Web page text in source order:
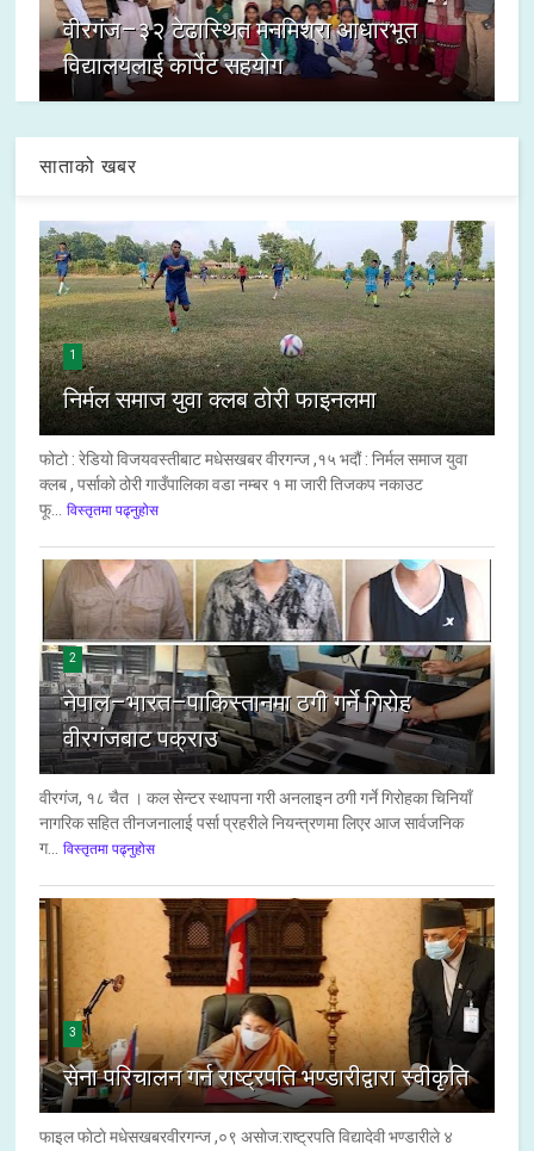
वीरगंज–३२ टेढास्थित मनमिश्रा आधारभूत
विद्यालयलाई कार्पेट सहयोग
साताको खबर
1
निर्मल समाज युवा क्लब ठोरी फाइनलमा
फोटो : रेडियो विजयवस्तीबाट मधेसखबर वीरगन्ज ,१५ भदौं : निर्मल समाज युवा
क्लब , पर्साको ठोरी गाउँपालिका वडा नम्बर १ मा जारी तिजकप नकाउट
फू... विस्तृतमा पढ्नुहोस
2
नेपाल–भारत–पाकिस्तानमा ठगी गर्ने गिरोह
वीरगंजबाट पक्राउ
वीरगंज, १८ चैत । कल सेन्टर स्थापना गरी अनलाइन ठगी गर्ने गिरोहका चिनियाँ
नागरिक सहित तीनजनालाई पर्सा प्रहरीले नियन्त्रणमा लिएर आज सार्वजनिक
ग... विस्तृतमा पढ्नुहोस
3
सेना परिचालन गर्न राष्ट्रपति भण्डारीद्वारा स्वीकृति
फाइल फाेटाे मधेसखबरवीरगन्ज ,०९ असाेज:राष्ट्रपति विद्यादेवी भण्डारीले ४